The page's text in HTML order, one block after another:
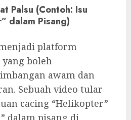
Palsu (Contoh: Isu
dalam Pisang)
platform
boleh
awam dan
Sebuah video tular
cacing “Helikopter”
dalam pisang di